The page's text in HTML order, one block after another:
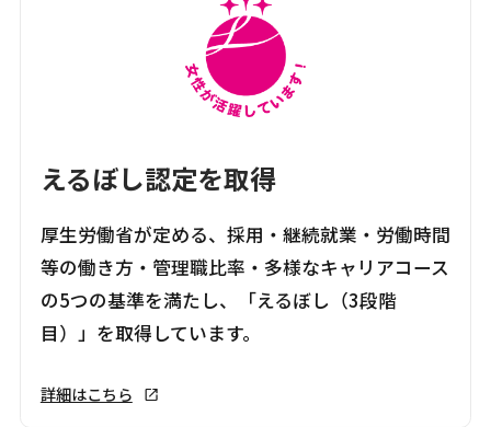
えるぼし認定を取得
厚生労働省が定める、採用・継続就業・労働時間
等の働き方・管理職比率・多様なキャリアコース
の5つの基準を満たし、「えるぼし（3段階
目）」を取得しています。
詳細はこちら